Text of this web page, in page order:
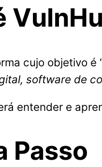
cujo objetivo é
software de
entender e
Passo